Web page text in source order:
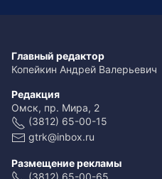
Главный редактор
Копейкин Андрей Валерьевич
Редакция
Омск, пр. Мира, 2
(3812) 65-00-15
gtrk@inbox.ru
Размещение рекламы
(3812) 65-00-65